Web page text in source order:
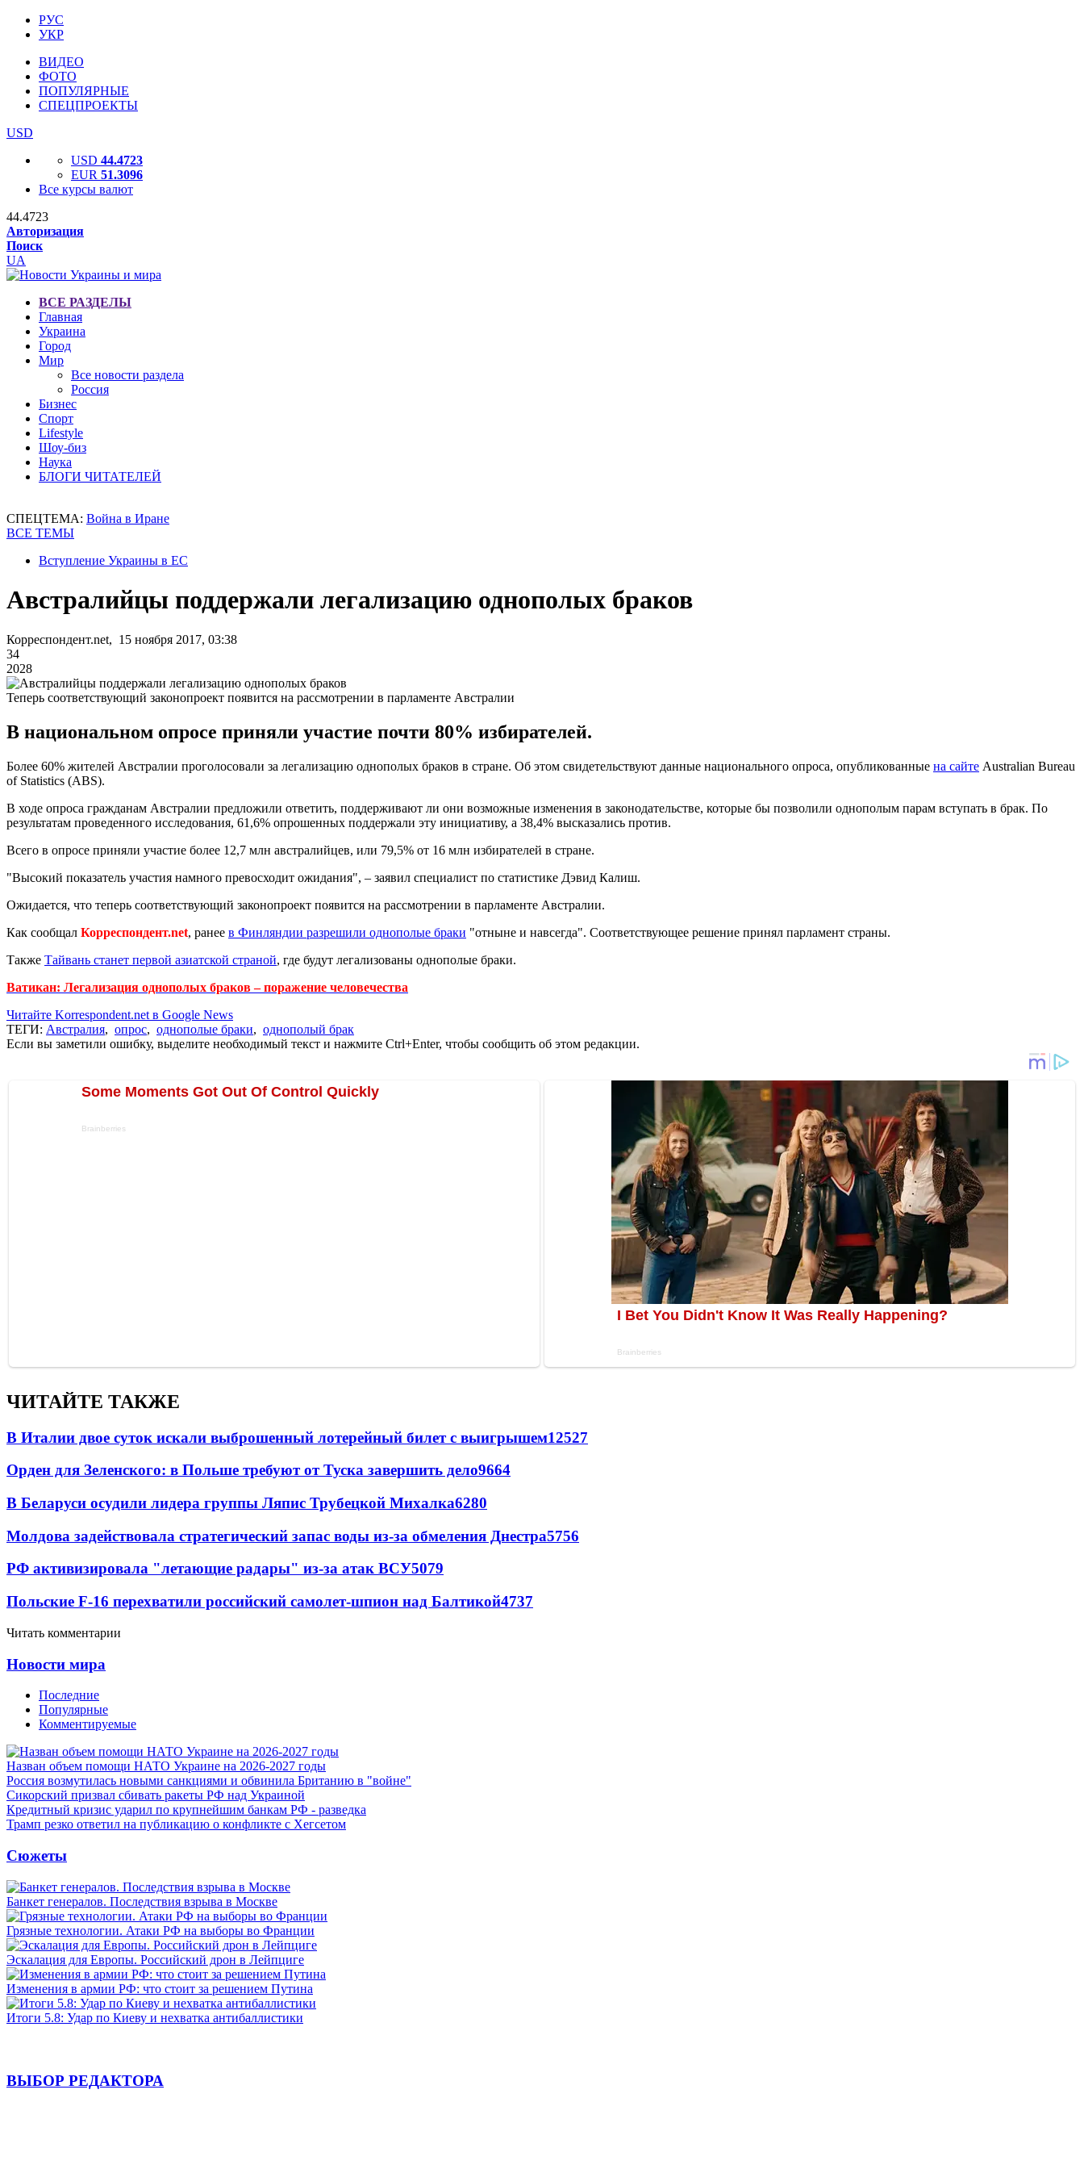
РУС
УКР
ВИДЕО
ФОТО
ПОПУЛЯРНЫЕ
СПЕЦПРОЕКТЫ
USD
USD 44.4723
EUR 51.3096
Все курсы валют
44.4723
Авторизация
Поиск
UA
ВСЕ РАЗДЕЛЫ
Главная
Украина
Город
Мир
Все новости раздела
Россия
Бизнес
Спорт
Lifestyle
Шоу-биз
Наука
БЛОГИ ЧИТАТЕЛЕЙ
СПЕЦТЕМА: Война в Иране
ВСЕ ТЕМЫ
Вступление Украины в ЕС
Австралийцы поддержали легализацию однополых браков
Корреспондент.net, 15 ноября 2017, 03:38
34
2028
Теперь соответствующий законопроект появится на рассмотрении в парламенте Австралии
В национальном опросе приняли участие почти 80% избирателей.
Более 60% жителей Австралии проголосовали за легализацию однополых браков в стране. Об этом свидетельствуют данные национального опроса, опубликованные на сайте Australian Bureau
of Statistics (ABS).
В ходе опроса гражданам Австралии предложили ответить, поддерживают ли они возможные изменения в законодательстве, которые бы позволили однополым парам вступать в брак. По
результатам проведенного исследования, 61,6% опрошенных поддержали эту инициативу, а 38,4% высказались против.
Всего в опросе приняли участие более 12,7 млн австралийцев, или 79,5% от 16 млн избирателей в стране.
"Высокий показатель участия намного превосходит ожидания", – заявил специалист по статистике Дэвид Калиш.
Ожидается, что теперь соответствующий законопроект появится на рассмотрении в парламенте Австралии.
Как сообщал Корреспондент.net, ранее в Финляндии разрешили однополые браки "отныне и навсегда". Соответствующее решение принял парламент страны.
Также Тайвань станет первой азиатской страной, где будут легализованы однополые браки.
Ватикан: Легализация однополых браков – поражение человечества
Читайте Korrespondent.net в Google News
ТЕГИ: Австралия, опрос, однополые браки, однополый брак
Если вы заметили ошибку, выделите необходимый текст и нажмите Ctrl+Enter, чтобы сообщить об этом редакции.
ЧИТАЙТЕ ТАКЖЕ
В Италии двое суток искали выброшенный лотерейный билет с выигрышем12527
Орден для Зеленского: в Польше требуют от Туска завершить дело9664
В Беларуси осудили лидера группы Ляпис Трубецкой Михалка6280
Молдова задействовала стратегический запас воды из-за обмеления Днестра5756
РФ активизировала "летающие радары" из-за атак ВСУ5079
Польские F-16 перехватили российский самолет-шпион над Балтикой4737
Читать комментарии
Новости мира
Последние
Популярные
Комментируемые
Назван объем помощи НАТО Украине на 2026-2027 годы
Россия возмутилась новыми санкциями и обвинила Британию в "войне"
Сикорский призвал сбивать ракеты РФ над Украиной
Кредитный кризис ударил по крупнейшим банкам РФ - разведка
Трамп резко ответил на публикацию о конфликте с Хегсетом
Сюжеты
Банкет генералов. Последствия взрыва в Москве
Грязные технологии. Атаки РФ на выборы во Франции
Эскалация для Европы. Российский дрон в Лейпциге
Изменения в армии РФ: что стоит за решением Путина
Итоги 5.8: Удар по Киеву и нехватка антибаллистики
ВЫБОР РЕДАКТОРА